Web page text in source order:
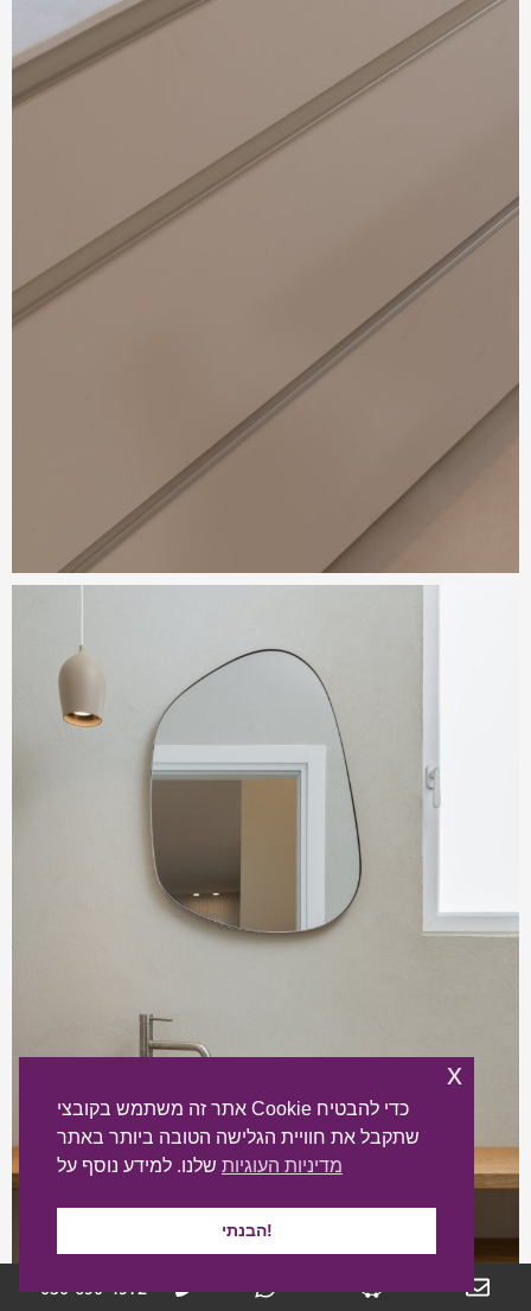
050-690-4972
אתר זה משתמש בקובצי Cookie כדי להבטיח
שתקבל את חוויית הגלישה הטובה ביותר באתר
מדיניות העוגיות
הבנתי!
x